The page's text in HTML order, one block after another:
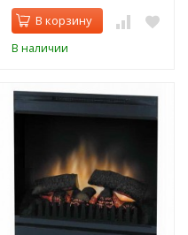
В корзину
В наличии